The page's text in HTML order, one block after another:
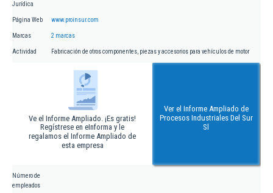
Jurídica
Página Web www.proinsur.com
Marcas 2 marcas
Actividad Fabricación de otros componentes, piezas y accesorios para vehículos de motor
Ve el Informe Ampliado. ¡Es gratis!
Regístrese en eInforma y le
regalamos el Informe Ampliado de
esta empresa
Ver el Informe Ampliado de
Procesos Industriales Del Sur
Sl
Número de
empleados